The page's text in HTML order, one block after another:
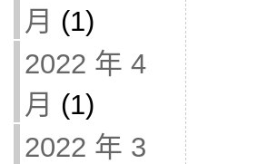
月 (1)
2022 年 4
月 (1)
2022 年 3